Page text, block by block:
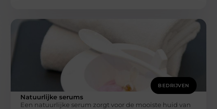
BEDRIJVEN
Natuurlijke serums
Een natuurlijke serum zorgt voor de mooiste huid van